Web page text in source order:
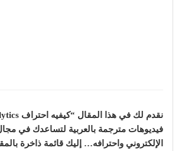
فيديوهات مترجمة بالعربية لتساعدك في
الإلكتروني واحترافه… إليك قائمة ذاخرة